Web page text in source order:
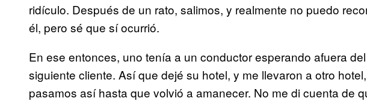
ridículo. Después de un rato, salimos, y realmente no puedo
él, pero sé que sí ocurrió.
En ese entonces, uno tenía a un conductor esperando afuera
siguiente cliente. Así que dejé su hotel, y me llevaron a otro
pasamos así hasta que volvió a amanecer. No me di cuenta de